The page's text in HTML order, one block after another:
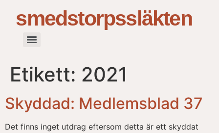
smedstorpssläkten
Etikett: 2021
Skyddad: Medlemsblad 37
Det finns inget utdrag eftersom detta är ett skyddat